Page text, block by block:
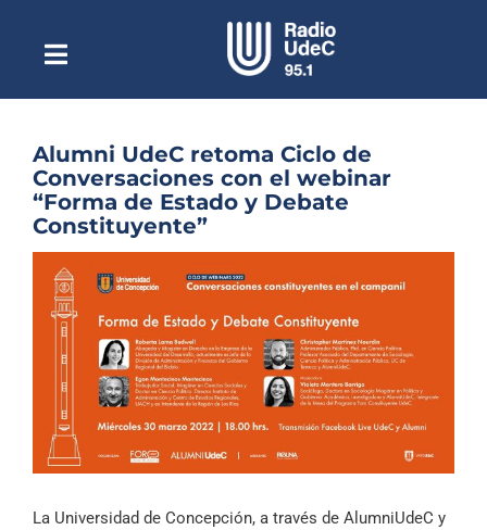
contenidoToggle
NavigationEscuchar Radio UdeC en vivo
Quiénes Somos
Programación
Noticias
Reportajes
Columnas
Música Clásica
Especiales
Alumni UdeC retoma Ciclo de
Conversaciones con el webinar
“Forma de Estado y Debate
Constituyente”
imagen
más
grande
La Universidad de Concepción, a través de AlumniUdeC y